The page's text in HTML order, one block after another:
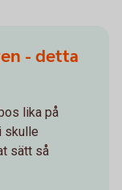
- detta
lika på
skulle
sätt så